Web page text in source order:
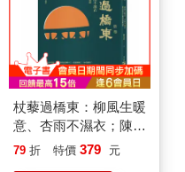
杖藜過橋東：柳風生暖
意、杏雨不濕衣；陳亮
恭談以心轉境的適齡漫
79 折 特價 379 元